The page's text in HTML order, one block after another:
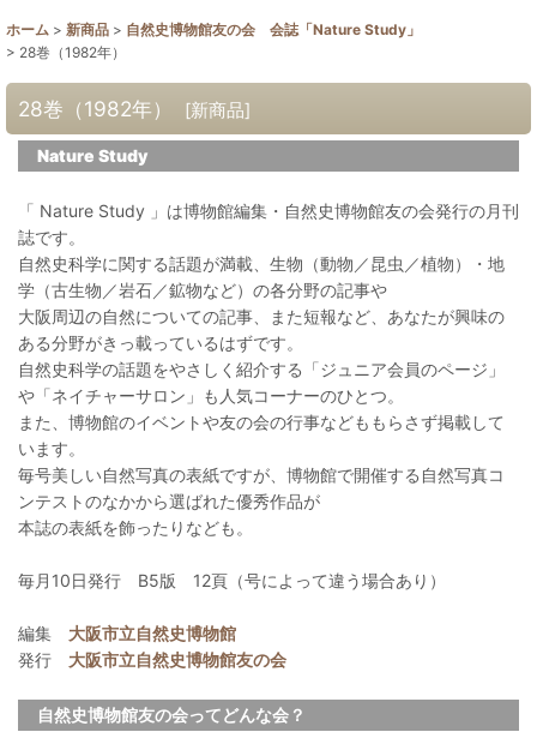
ホーム > 新商品 > 自然史博物館友の会 会誌「Nature Study」
> 28巻（1982年）
28巻（1982年） [新商品]
Nature Study
「 Nature Study 」は博物館編集・自然史博物館友の会発行の月刊
誌です。
自然史科学に関する話題が満載、生物（動物／昆虫／植物）・地
学（古生物／岩石／鉱物など）の各分野の記事や
大阪周辺の自然についての記事、また短報など、あなたが興味の
ある分野がきっ載っているはずです。
自然史科学の話題をやさしく紹介する「ジュニア会員のページ」
や「ネイチャーサロン」も人気コーナーのひとつ。
また、博物館のイベントや友の会の行事などももらさず掲載して
います。
毎号美しい自然写真の表紙ですが、博物館で開催する自然写真コ
ンテストのなかから選ばれた優秀作品が
本誌の表紙を飾ったりなども。
毎月10日発行 B5版 12頁（号によって違う場合あり）
編集 大阪市立自然史博物館
発行 大阪市立自然史博物館友の会
自然史博物館友の会ってどんな会？